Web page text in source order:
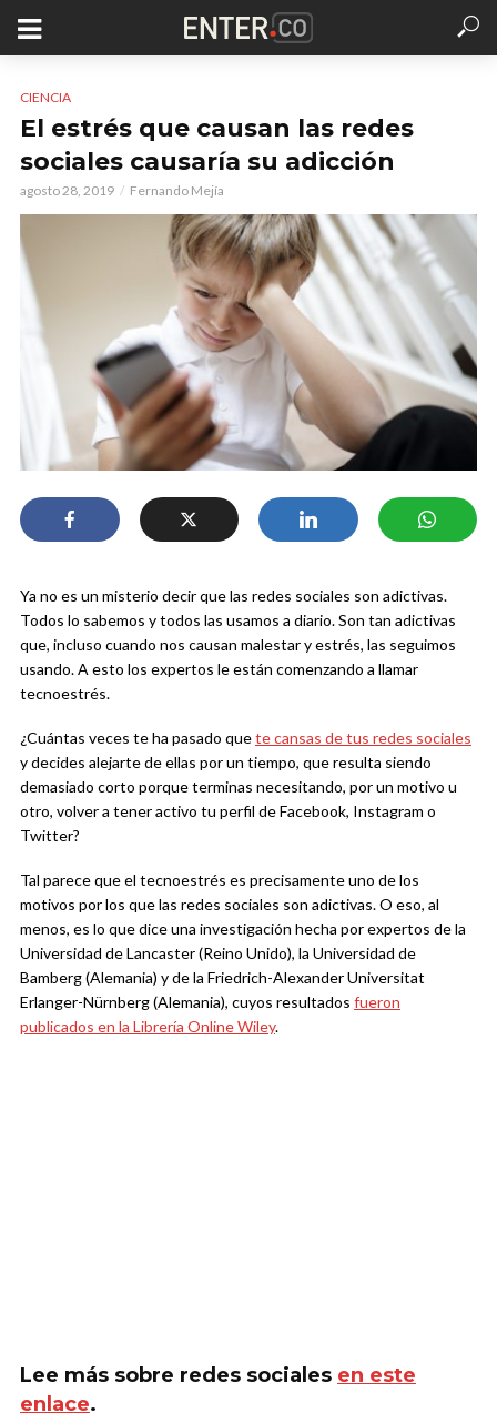
CIENCIA
El estrés que causan las redes
sociales causaría su adicción
agosto 28, 2019 Fernando Mejía
Ya no es un misterio decir que las redes sociales son adictivas.
Todos lo sabemos y todos las usamos a diario. Son tan adictivas
que, incluso cuando nos causan malestar y estrés, las seguimos
usando. A esto los expertos le están comenzando a llamar
tecnoestrés.
¿Cuántas veces te ha pasado quete cansas de tus redes sociales
y decides alejarte de ellas por un tiempo, que resulta siendo
demasiado corto porque terminas necesitando, por un motivo u
otro, volver a tener activo tu perfil de Facebook, Instagram o
Twitter?
Tal parece que el tecnoestrés es precisamente uno de los
motivos por los que las redes sociales son adictivas. O eso, al
menos, es lo que dice una investigación hecha por expertos de la
Universidad de Lancaster (Reino Unido), la Universidad de
Bamberg (Alemania) y de la Friedrich-Alexander Universitat
Erlanger-Nürnberg (Alemania), cuyos resultados fueron
publicados en la Librería Online Wiley.
Lee más sobre redes sociales en este
enlace.